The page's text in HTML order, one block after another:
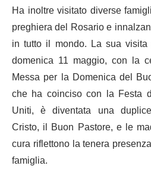
Ha inoltre visitato diverse
preghiera del Rosario e
in tutto il mondo. La sua
domenica 11 maggio, con la
Messa per la Domenica del
che ha coinciso con la Festa
Uniti, è diventata una
Cristo, il Buon Pastore, e le
cura riflettono la tenera
famiglia.